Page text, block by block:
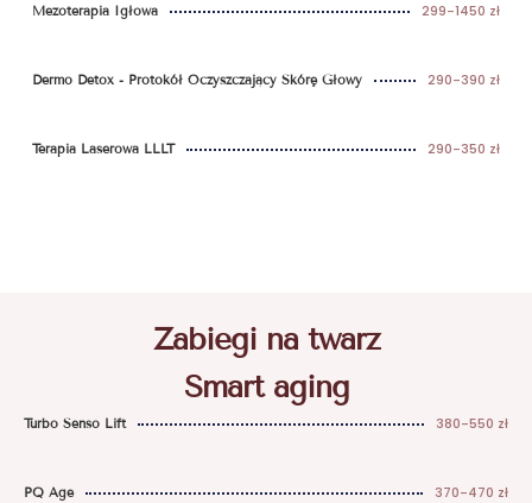
Mezoterapia Igłowa 299-1450 zł
Dermo Detox - Protokół Oczyszczający Skórę Głowy 290-390 zł
Terapia Laserowa LLLT 290-350 zł
Zabiegi na twarz
Smart aging
Turbo Senso Lift 380-550 zł
PQ Age 370-470 zł